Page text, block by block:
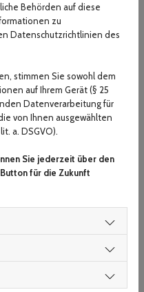
nach Wunsch.
individuelle Betreuung im
der Besucher. Wer sich
betreibt, kann auch
Behörden auf diese
zu
Datenschutzrichtlinien des
stimmen Sie sowohl dem
auf Ihrem Gerät (§ 25
Datenverarbeitung für
von Ihnen ausgewählten
a. DSGVO).
Sie jederzeit über den
für die Zukunft